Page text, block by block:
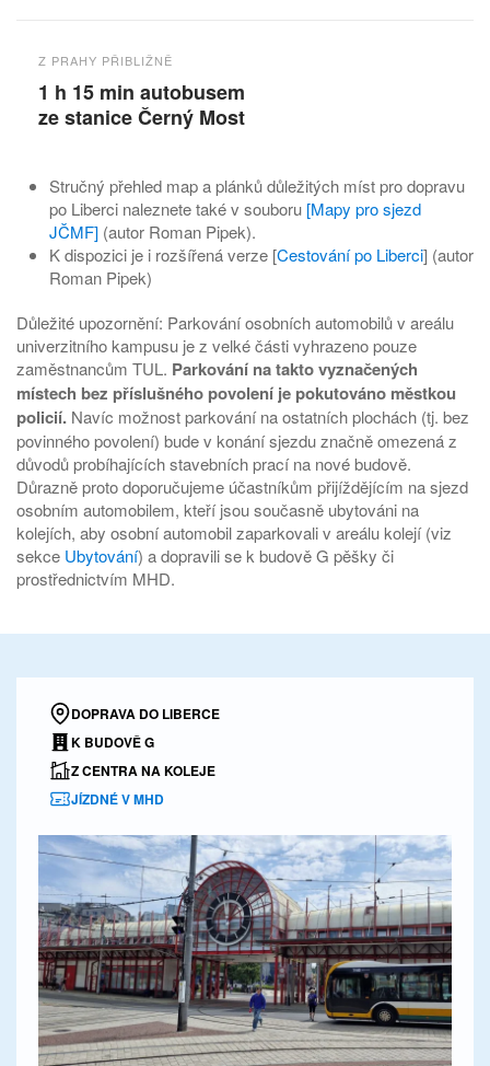
Z PRAHY PŘIBLIŽNĚ
1 h 15 min autobusem
ze stanice Černý Most
Stručný přehled map a plánků důležitých míst pro dopravu
po Liberci naleznete také v souboru [Mapy pro sjezd
JČMF] (autor Roman Pipek).
K dispozici je i rozšířená verze [Cestování po Liberci] (autor
Roman Pipek)
Důležité upozornění: Parkování osobních automobilů v areálu
univerzitního kampusu je z velké části vyhrazeno pouze
zaměstnancům TUL. Parkování na takto vyznačených
místech bez příslušného povolení je pokutováno městkou
policií. Navíc možnost parkování na ostatních plochách (tj. bez
povinného povolení) bude v konání sjezdu značně omezená z
důvodů probíhajících stavebních prací na nové budově.
Důrazně proto doporučujeme účastníkům přijíždějícím na sjezd
osobním automobilem, kteří jsou současně ubytováni na
kolejích, aby osobní automobil zaparkovali v areálu kolejí (viz
sekce Ubytování) a dopravili se k budově G pěšky či
prostřednictvím MHD.
DOPRAVA DO LIBERCE
K BUDOVĚ G
Z CENTRA NA KOLEJE
JÍZDNÉ V MHD